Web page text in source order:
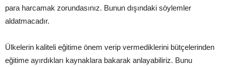
para harcamak zorundasınız. Bunun dışındaki söylemler
aldatmacadır.
Ülkelerin kaliteli eğitime önem verip vermediklerini bütçelerinden
eğitime ayırdıkları kaynaklara bakarak anlayabiliriz. Bunu